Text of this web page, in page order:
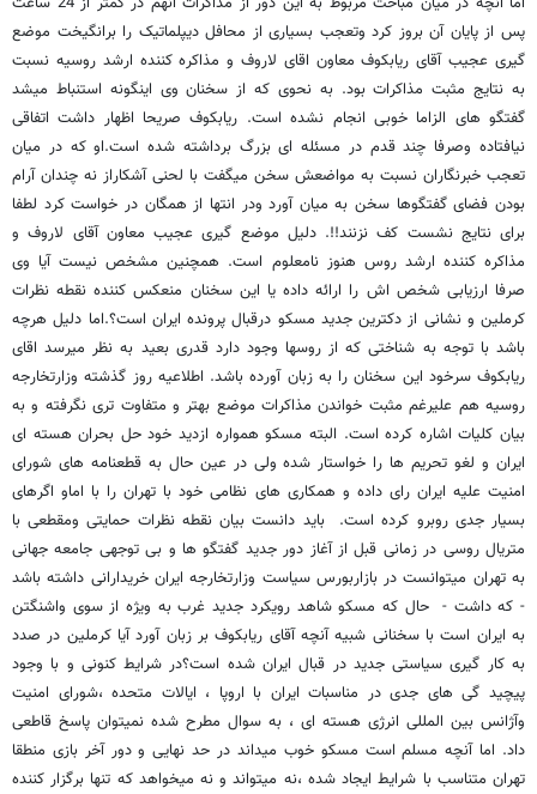
پس از پایان آن بروز کرد وتعجب بسیاری از محافل دیپلماتیک را برانگیخت موضع
گیری عجیب آقای ریابکوف معاون اقای لاروف و مذاکره کننده ارشد روسیه نسبت
به نتایج مثبت مذاکرات بود. به نحوی که از سخنان وی اینگونه استنباط میشد
گفتگو های الزاما خوبی انجام نشده است. ریابکوف صریحا اظهار داشت اتفاقی
نیافتاده وصرفا چند قدم در مسئله ای بزرگ برداشته شده است.او که در میان
تعجب خبرنگاران نسبت به مواضعش سخن میگفت با لحنی آشکاراز نه چندان آرام
بودن فضای گفتگوها سخن به میان آورد ودر انتها از همگان در خواست کرد لطفا
برای نتایج نشست کف نزنند!!. دلیل موضع گیری عجیب معاون آقای لاروف و
مذاکره کننده ارشد روس هنوز نامعلوم است. همچنین مشخص نیست آیا وی
صرفا ارزیابی شخص اش را ارائه داده یا این سخنان منعکس کننده نقطه نظرات
کرملین و نشانی از دکترین جدید مسکو درقبال پرونده ایران است؟.اما دلیل هرچه
باشد با توجه به شناختی که از روسها وجود دارد قدری بعید به نظر میرسد اقای
ریابکوف سرخود این سخنان را به زبان آورده باشد. اطلاعیه روز گذشته وزارتخارجه
روسیه هم علیرغم مثبت خواندن مذاکرات موضع بهتر و متفاوت تری نگرفته و به
بیان کلیات اشاره کرده است. البته مسکو همواره ازدید خود حل بحران هسته ای
ایران و لغو تحریم ها را خواستار شده ولی در عین حال به قطعنامه های شورای
امنیت علیه ایران رای داده و همکاری های نظامی خود با تهران را با اماو اگرهای
بسیار جدی روبرو کرده است. باید دانست بیان نقطه نظرات حمایتی ومقطعی با
متریال روسی در زمانی قبل از آغاز دور جدید گفتگو ها و بی توجهی جامعه جهانی
به تهران میتوانست در بازاربورس سیاست وزارتخارجه ایران خریدارانی داشته باشد
- که داشت - حال که مسکو شاهد رویکرد جدید غرب به ویژه از سوی واشنگتن
به ایران است با سخنانی شبیه آنچه آقای ریابکوف بر زبان آورد آیا کرملین در صدد
به کار گیری سیاستی جدید در قبال ایران شده است؟در شرایط کنونی و با وجود
پیچید گی های جدی در مناسبات ایران با اروپا ، ایالات متحده ،شورای امنیت
وآژانس بین المللی انرژی هسته ای ، به سوال مطرح شده نمیتوان پاسخ قاطعی
داد. اما آنچه مسلم است مسکو خوب میداند در حد نهایی و دور آخر بازی منطقا
تهران متناسب با شرایط ایجاد شده ،نه میتواند و نه میخواهد که تنها برگزار کننده